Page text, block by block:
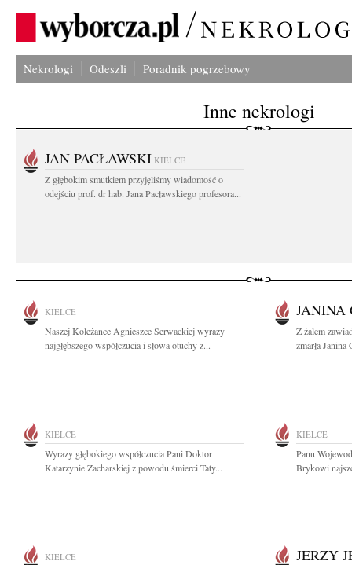
Nekrologi Odeszli Poradnik pogrzebowy
Inne nekrologi
JAN PACŁAWSKI KIELCE
Z głębokim smutkiem przyjęliśmy wiadomość o
odejściu prof. dr hab. Jana Pacławskiego profesora...
KIELCE
Naszej Koleżance Agnieszce Serwackiej wyrazy
najgłębszego współczucia i słowa otuchy z...
JANINA
Z żalem
zmarła
KIELCE
Wyrazy głębokiego współczucia Pani Doktor
Katarzynie Zacharskiej z powodu śmierci Taty...
KIELCE
Panu
Brykowi
KIELCE JERZY